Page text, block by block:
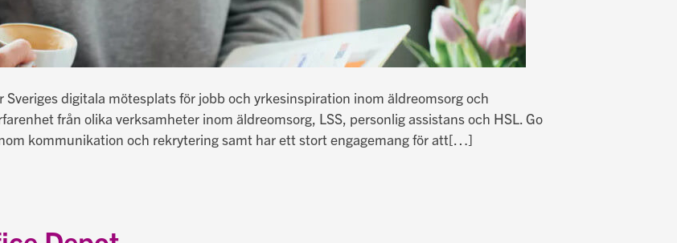
digitala mötesplats för jobb och yrkesinspiration inom äldreomsorg och
från olika verksamheter inom äldreomsorg, LSS, personlig assistans och HSL. Go
kommunikation och rekrytering samt har ett stort engagemang för att[…]